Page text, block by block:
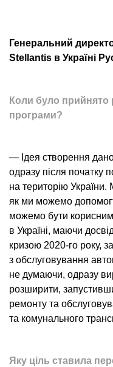
Генеральний
Stellantis в Україні
Коли було прийнято
програми?
— Ідея створення
одразу після початку
на територію
як ми можемо
можемо бути
в Україні, маючи
кризою 2020-го року,
з обслуговування
не думаючи, одразу
розширити,
ремонту та
та комунального
Яку ціль ставила